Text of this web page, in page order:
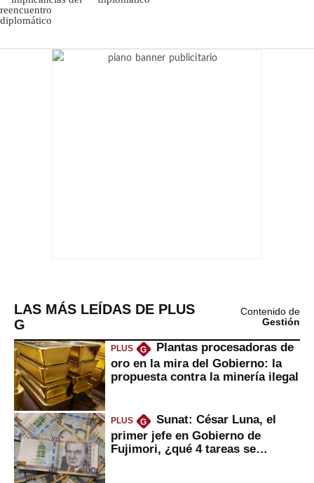
LAS MÁS LEÍDAS DE PLUS
G
Contenido de
Gestión
PLUS G
Plantas procesadoras de
oro en la mira del Gobierno: la
propuesta contra la minería ilegal
PLUS G
Sunat: César Luna, el
primer jefe en Gobierno de
Fujimori, ¿qué 4 tareas se